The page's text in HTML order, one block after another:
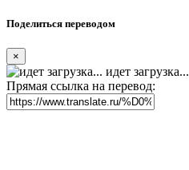
Поделиться переводом
×
идет загрузка...
Прямая ссылка на перевод: